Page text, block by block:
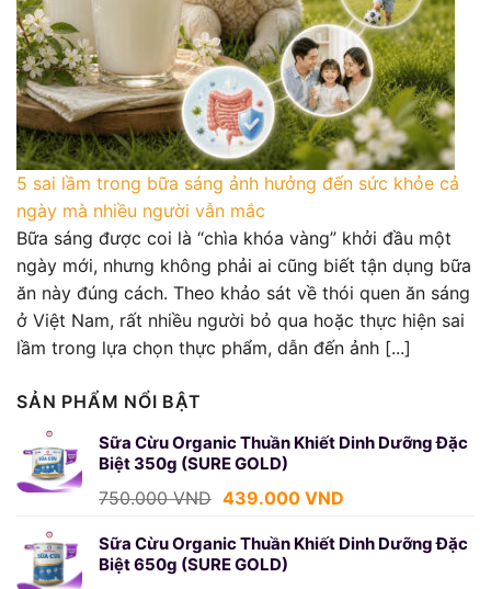
5 sai lầm trong bữa sáng ảnh hưởng đến sức khỏe cả
ngày mà nhiều người vẫn mắc
Bữa sáng được coi là “chìa khóa vàng” khởi đầu một
ngày mới, nhưng không phải ai cũng biết tận dụng bữa
ăn này đúng cách. Theo khảo sát về thói quen ăn sáng
ở Việt Nam, rất nhiều người bỏ qua hoặc thực hiện sai
lầm trong lựa chọn thực phẩm, dẫn đến ảnh [...]
SẢN PHẨM NỔI BẬT
Sữa Cừu Organic Thuần Khiết Dinh Dưỡng Đặc
Biệt 350g (SURE GOLD)
750.000VND Giá
là:
750.000 VND.
439.000 VNDGiá
tại
Sữa Cừu Organic Thuần Khiết Dinh Dưỡng Đặc
Biệt 650g (SURE GOLD)